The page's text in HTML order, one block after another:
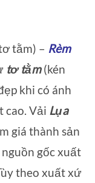
tằm) – Rèm
tơ tằm(kén
khi có ánh
cao. Vải Lụa
giá thành sản
gốc xuất
theo xuất xứ